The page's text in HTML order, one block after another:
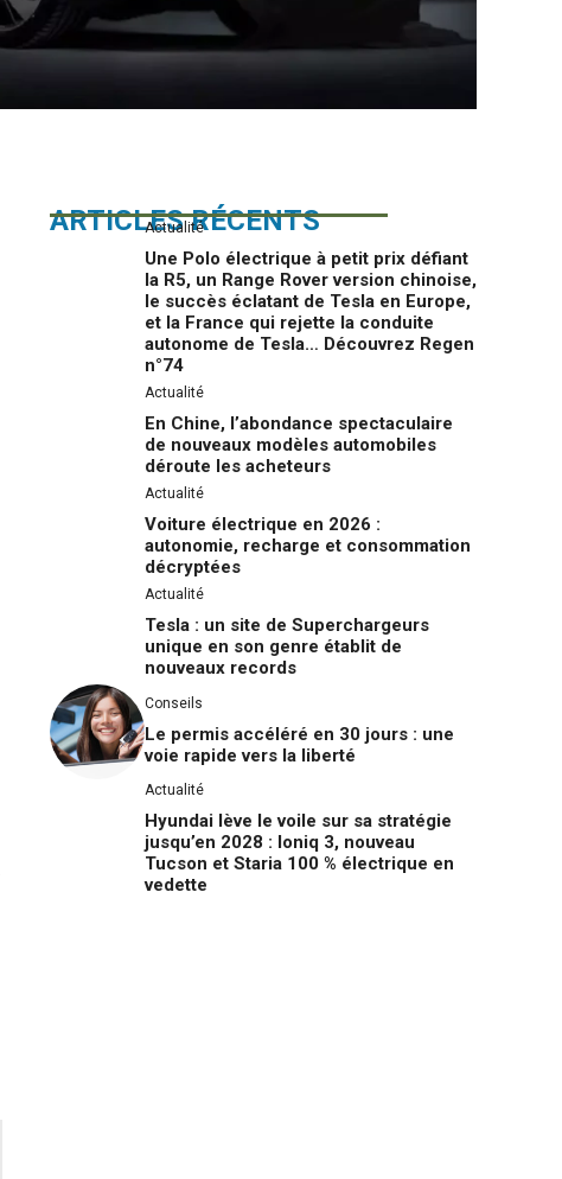
ARTICLES RÉCENTS
Actualité
Une Polo électrique à petit prix défiant
la R5, un Range Rover version chinoise,
le succès éclatant de Tesla en Europe,
et la France qui rejette la conduite
autonome de Tesla… Découvrez Regen
n°74
Actualité
En Chine, l’abondance spectaculaire
de nouveaux modèles automobiles
déroute les acheteurs
Actualité
Voiture électrique en 2026 :
autonomie, recharge et consommation
décryptées
Actualité
Tesla : un site de Superchargeurs
unique en son genre établit de
nouveaux records
Conseils
Le permis accéléré en 30 jours : une
voie rapide vers la liberté
Actualité
Hyundai lève le voile sur sa stratégie
jusqu’en 2028 : Ioniq 3, nouveau
Tucson et Staria 100 % électrique en
vedette